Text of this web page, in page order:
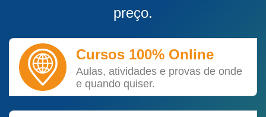
preço.
Cursos 100% Online
Aulas, atividades e provas de onde
e quando quiser.